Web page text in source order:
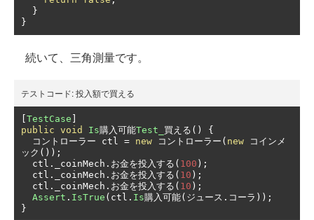
}
}
続いて、三角測量です。
テストコード:投入額で買える
TestCase
public void Is購入可能Test_ 買える()
{
コントローラー ctl = new コントローラー( new
コインメ
ック());
  ctl
. _coinMech .お金を投入する( 100 );
  ctl
. _coinMech .お金を投入する( 10 );
  ctl
. _coinMech .お金を投入する( 10 );
Assert . IsTrue ( ctl . Is購入可能(ジュース.コーラ));
}